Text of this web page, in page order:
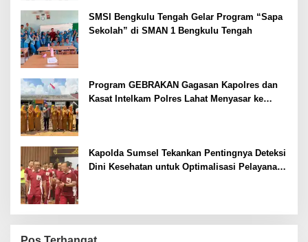
SMSI Bengkulu Tengah Gelar Program “Sapa
Sekolah” di SMAN 1 Bengkulu Tengah
Program GEBRAKAN Gagasan Kapolres dan
Kasat Intelkam Polres Lahat Menyasar ke
Kapolda Sumsel Tekankan Pentingnya Deteksi
Dini Kesehatan untuk Optimalisasi Pelayanan